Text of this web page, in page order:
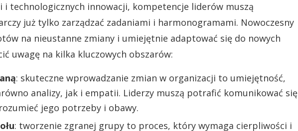
i technologicznych innowacji, kompetencje liderów muszą
już tylko zarządzać zadaniami i harmonogramami. Nowoczesny
na nieustanne zmiany i umiejętnie adaptować się do nowych
uwagę na kilka kluczowych obszarów:
: skuteczne wprowadzanie zmian w organizacji to umiejętność,
analizy, jak i empatii. Liderzy muszą potrafić komunikować się
jego potrzeby i obawy.
: tworzenie zgranej grupy to proces, który wymaga cierpliwości i